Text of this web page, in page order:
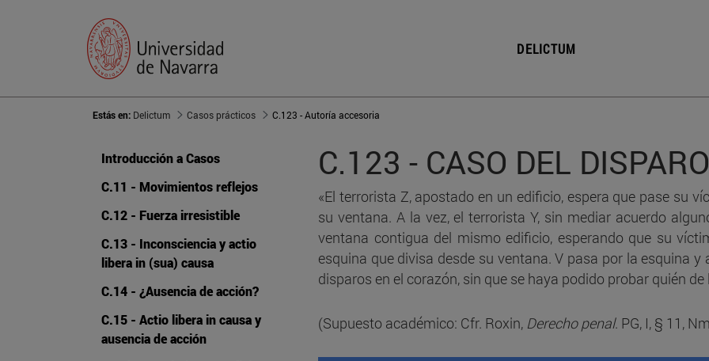
DELICTUM
presupuestos fácticos de
C.81 - Legítima defensa.
Exceso
C.82 - Estado de
Concepto
C.83 - Estado de
colisión de deberes
C.84 - Legítima defensa
Estás en: Delictum Casos prácticos C.123 - Autoría accesoria
Introducción a Casos
C.11 - Movimientos reflejos
C.12 - Fuerza irresistible
C.13 - Inconsciencia y actio
libera in (sua) causa
C.14 - ¿Ausencia de acción?
C.15 - Actio libera in causa y
ausencia de acción
C.123 - CASO DEL
«El terrorista Z, apostado en un edificio, espera que pase su
su ventana. A la vez, el terrorista Y, sin mediar acuerdo
ventana contigua del mismo edificio, esperando que su
esquina que divisa desde su ventana. V pasa por la esquina
disparos en el corazón, sin que se haya podido probar quién
(Supuesto académico: Cfr. Roxin, Derecho penal. PG, I, § 11,